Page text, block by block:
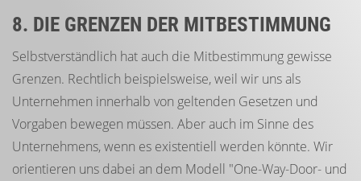
8. DIE GRENZEN DER MITBESTIMMUNG
Selbstverständlich hat auch die Mitbestimmung gewisse
Grenzen. Rechtlich beispielsweise, weil wir uns als
Unternehmen innerhalb von geltenden Gesetzen und
Vorgaben bewegen müssen. Aber auch im Sinne des
Unternehmens, wenn es existentiell werden könnte. Wir
orientieren uns dabei an dem Modell "One-Way-Door- und